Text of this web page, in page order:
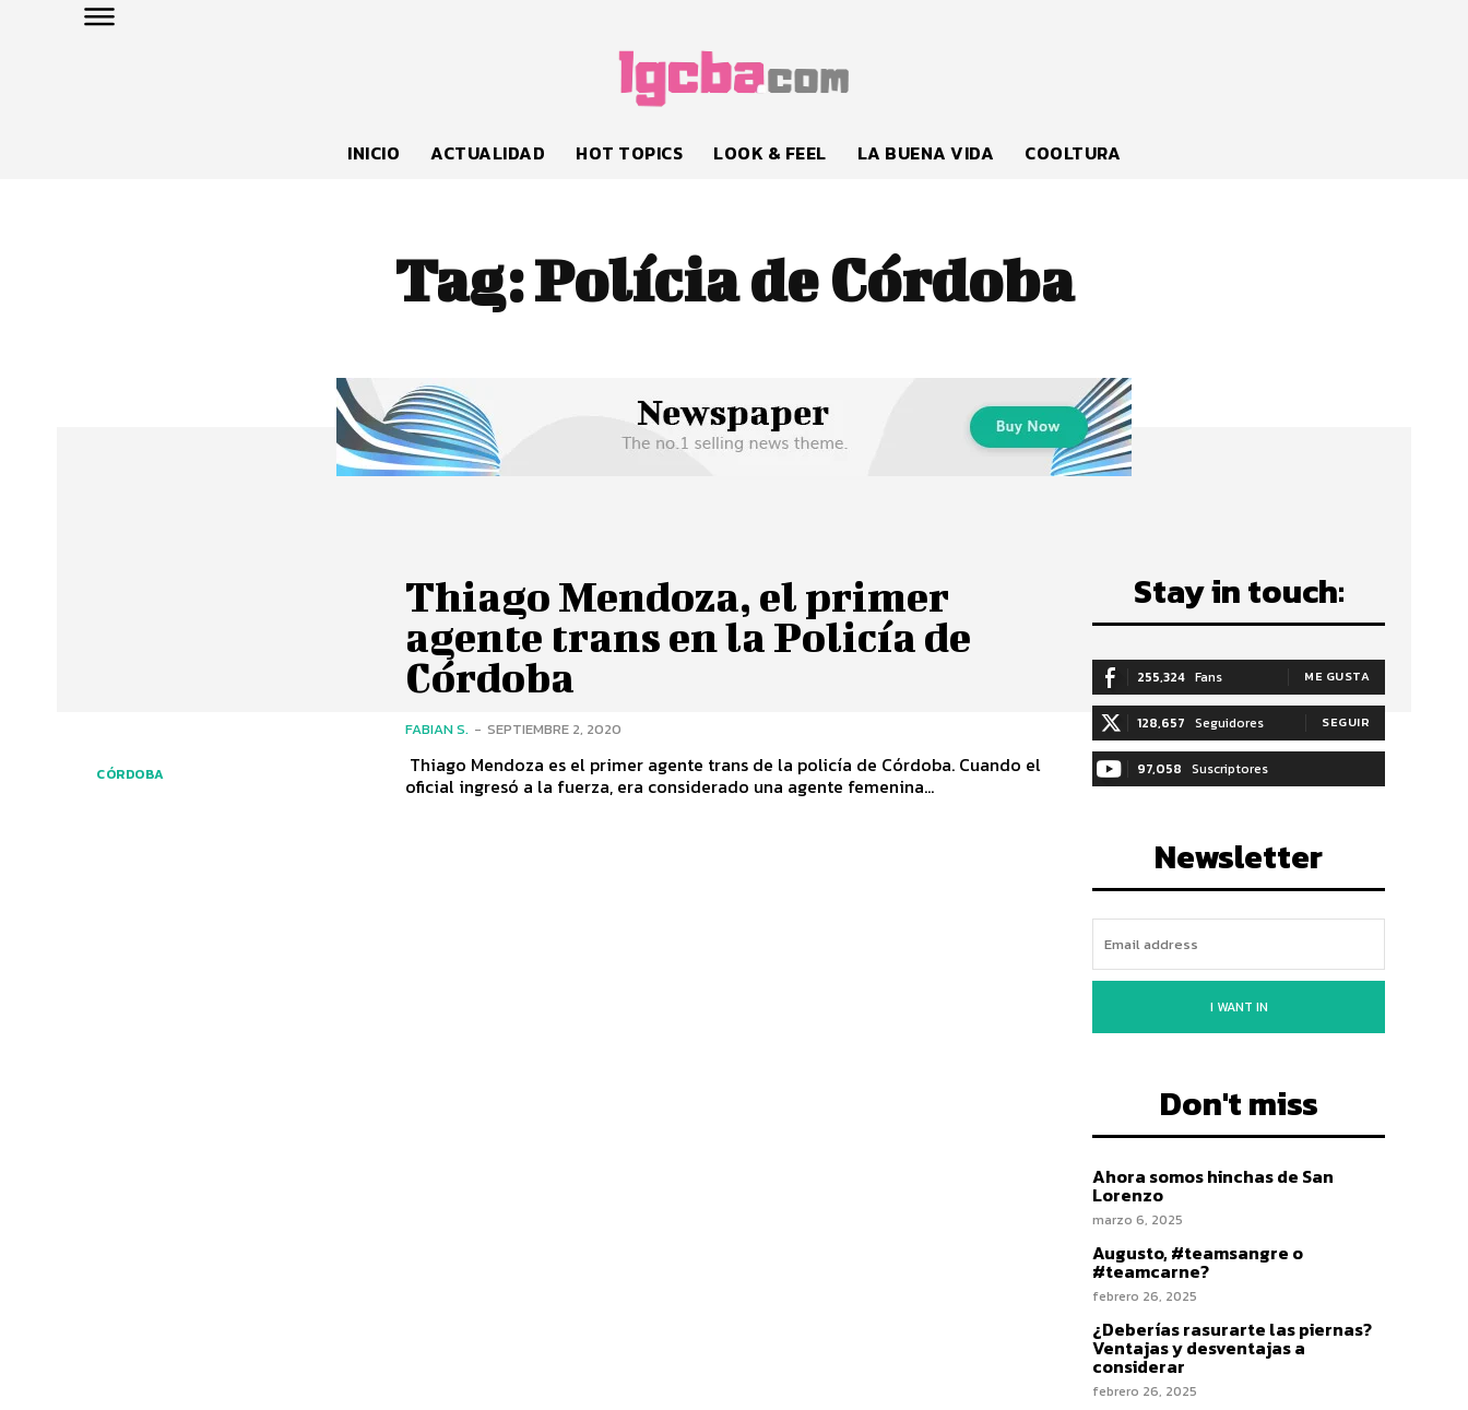
INICIO ACTUALIDAD HOT TOPICS LOOK & FEEL LA BUENA VIDA COOLTURA
Tag:Polícia de Córdoba
CÓRDOBA
Thiago Mendoza, el primer
agente trans en la Policía de
Córdoba
FABIAN S. - SEPTIEMBRE 2, 2020
Thiago Mendoza es el primer agente trans de la policía de Córdoba. Cuando el
oficial ingresó a la fuerza, era considerado una agente femenina...
Stay in touch:
255,324 Fans ME GUSTA
128,657 Seguidores SEGUIR
97,058 Suscriptores
Newsletter
I WANT IN
Don't miss
Ahora somos hinchas de San
Lorenzo
marzo 6, 2025
Augusto, #teamsangre o
#teamcarne?
febrero 26, 2025
¿Deberías rasurarte las piernas?
Ventajas y desventajas a
considerar
febrero 26, 2025